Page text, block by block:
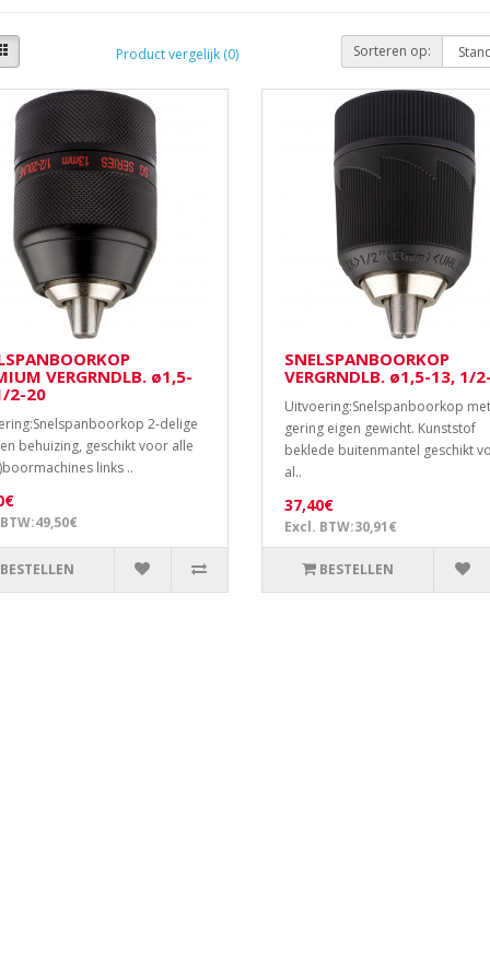
Product vergelijk (0) Sorteren op:
VERGRNDLB. ø1,5-
2-20
2-delige
behuizing, geschikt voor alle
links ..
BESTELLEN
SNELSPANBOORKOP
VERGRNDLB. ø1,5-13, 1/
Uitvoering:Snelspanboorkop met
gering eigen gewicht. Kunststof
beklede buitenmantel geschikt
al..
37,40€
Excl. BTW:30,91€
BESTELLEN